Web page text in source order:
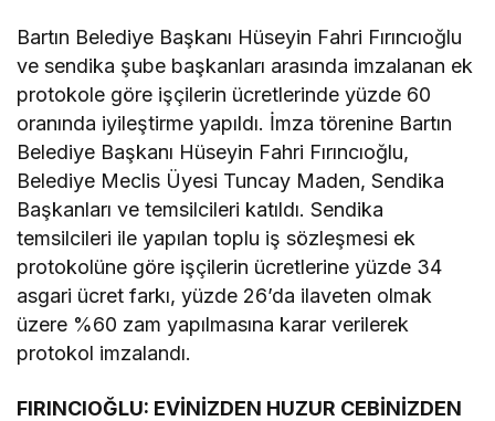
Bartın Belediye Başkanı Hüseyin Fahri Fırıncıoğlu
ve sendika şube başkanları arasında imzalanan ek
protokole göre işçilerin ücretlerinde yüzde 60
oranında iyileştirme yapıldı. İmza törenine Bartın
Belediye Başkanı Hüseyin Fahri Fırıncıoğlu,
Belediye Meclis Üyesi Tuncay Maden, Sendika
Başkanları ve temsilcileri katıldı. Sendika
temsilcileri ile yapılan toplu iş sözleşmesi ek
protokolüne göre işçilerin ücretlerine yüzde 34
asgari ücret farkı, yüzde 26’da ilaveten olmak
üzere %60 zam yapılmasına karar verilerek
protokol imzalandı.
FIRINCIOĞLU: EVİNİZDEN HUZUR CEBİNİZDEN